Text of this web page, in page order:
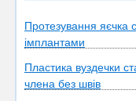
Протезування яєчка
імплантами
Пластика вуздечки
члена без швів